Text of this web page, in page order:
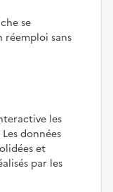
se
réemploi sans
les
données
et
par les